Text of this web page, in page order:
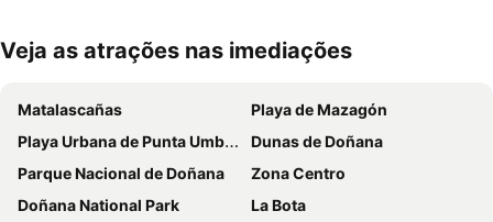
Ampliar mapa
Veja as atrações nas imediações
Matalascañas
Playa de Mazagón
Playa Urbana de Punta Umbría
Dunas de Doñana
Parque Nacional de Doñana
Zona Centro
Doñana National Park
La Bota